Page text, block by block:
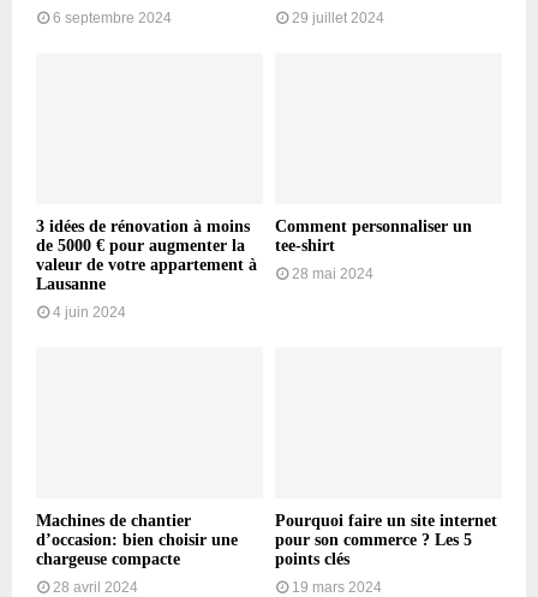
6 septembre 2024 29 juillet 2024
3 idées de rénovation à moins
de 5000 € pour augmenter la
valeur de votre appartement à
Lausanne
4 juin 2024
Comment personnaliser un
tee-shirt
28 mai 2024
Machines de chantier
d’occasion: bien choisir une
chargeuse compacte
28 avril 2024
Pourquoi faire un site internet
pour son commerce ? Les 5
points clés
19 mars 2024